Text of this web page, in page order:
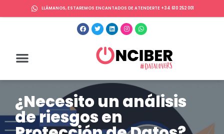
LLÁMANOS, ESTAREMOS ENCANTADOS DE ATENDERTE +34 610 252 001
¿Necesito un análisis
de riesgos en